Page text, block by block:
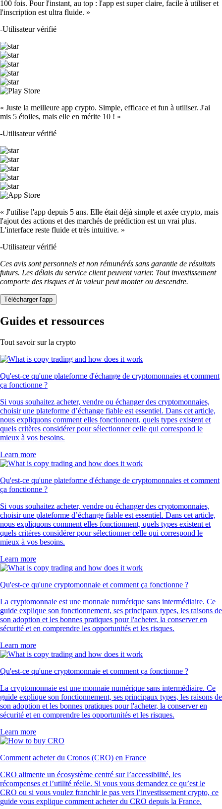
100 fois. Pour l'instant, au top : l'app est super claire, facile à utiliser et
l'inscription est ultra fluide. »
-Utilisateur vérifié
« Juste la meilleure app crypto. Simple, efficace et fun à utiliser. J'ai
mis 5 étoiles, mais elle en mérite 10 ! »
-Utilisateur vérifié
« J'utilise l'app depuis 5 ans. Elle était déjà simple et axée crypto, mais
l'ajout des actions et des marchés de prédiction est un vrai plus.
L'interface reste fluide et très intuitive. »
-Utilisateur vérifié
Ces avis sont personnels et non rémunérés sans garantie de résultats
futurs. Les délais du service client peuvent varier. Tout investissement
comporte des risques et la valeur peut monter ou descendre.
Télécharger l'app
Guides et ressources
Tout savoir sur la crypto
Qu'est-ce qu'une plateforme d'échange de cryptomonnaies et comment
ça fonctionne ?
Si vous souhaitez acheter, vendre ou échanger des cryptomonnaies,
choisir une plateforme d’échange fiable est essentiel. Dans cet article,
nous expliquons comment elles fonctionnent, quels types existent et
quels critères considérer pour sélectionner celle qui correspond le
mieux à vos besoins.
Learn more
Qu'est-ce qu'une plateforme d'échange de cryptomonnaies et comment
ça fonctionne ?
Si vous souhaitez acheter, vendre ou échanger des cryptomonnaies,
choisir une plateforme d’échange fiable est essentiel. Dans cet article,
nous expliquons comment elles fonctionnent, quels types existent et
quels critères considérer pour sélectionner celle qui correspond le
mieux à vos besoins.
Learn more
Qu'est-ce qu'une cryptomonnaie et comment ça fonctionne ?
La cryptomonnaie est une monnaie numérique sans intermédiaire. Ce
guide explique son fonctionnement, ses principaux types, les raisons de
son adoption et les bonnes pratiques pour l'acheter, la conserver en
sécurité et en comprendre les opportunités et les risques.
Learn more
Qu'est-ce qu'une cryptomonnaie et comment ça fonctionne ?
La cryptomonnaie est une monnaie numérique sans intermédiaire. Ce
guide explique son fonctionnement, ses principaux types, les raisons de
son adoption et les bonnes pratiques pour l'acheter, la conserver en
sécurité et en comprendre les opportunités et les risques.
Learn more
Comment acheter du Cronos (CRO) en France
CRO alimente un écosystème centré sur l’accessibilité, les
récompenses et l’utilité réelle. Si vous vous demandez ce qu’est le
CRO ou si vous voulez franchir le pas vers l’investissement crypto, ce
guide vous explique comment acheter du CRO depuis la France.